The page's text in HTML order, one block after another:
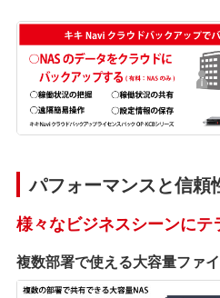
パフォーマンスと信頼
様々なビジネスシーンにテ
複数部署で使える大容量ファ